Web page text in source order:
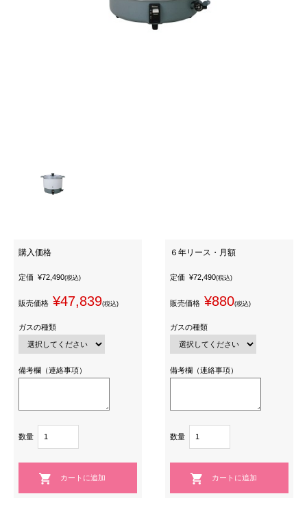
購入価格
定価 ¥72,490(税込)
販売価格 ¥47,839(税込)
ガスの種類
備考欄（連絡事項）
数量
６年リース・月額
定価 ¥72,490(税込)
販売価格 ¥880(税込)
ガスの種類
備考欄（連絡事項）
数量